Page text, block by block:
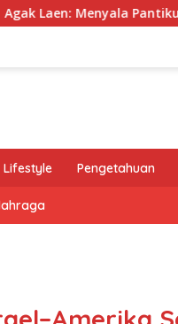
— Ketika Horor dan
Lifestyle Pengetahuan